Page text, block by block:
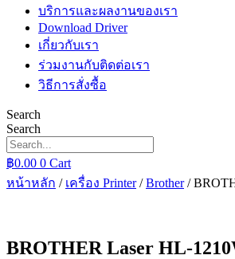
บริการและผลงานของเรา
Download Driver
เกี่ยวกับเรา
ร่วมงานกับติดต่อเรา
วิธีการสั่งซื้อ
Search
Search
฿0.00 0 Cart
หน้าหลัก / เครื่อง Printer/Brother/
BROTHER Laser HL-